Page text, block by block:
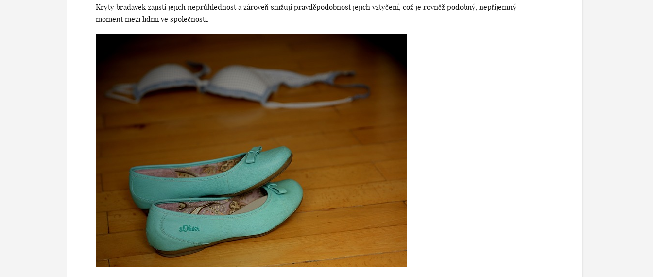
Kryty bradavek zajistí jejich neprůhlednost a zároveň snižují pravděpodobnost jejich vztyčení, což je rovněž podobný, nepříjemný
moment mezi lidmi ve společnosti.